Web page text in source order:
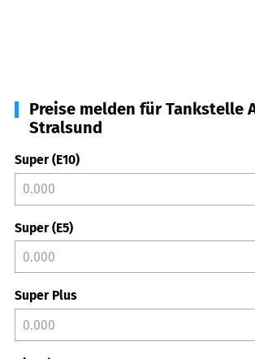
Preise melden für Tankstelle
Stralsund
Super (E10)
Super (E5)
Super Plus